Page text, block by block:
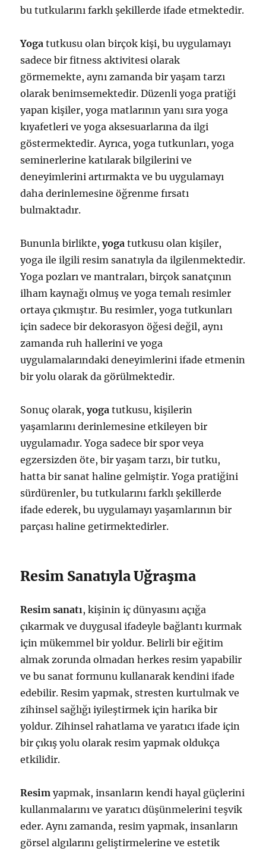
bu tutkularını farklı şekillerde ifade etmektedir.
Yoga tutkusu olan birçok kişi, bu uygulamayı
sadece bir fitness aktivitesi olarak
görmemekte, aynı zamanda bir yaşam tarzı
olarak benimsemektedir. Düzenli yoga pratiği
yapan kişiler, yoga matlarının yanı sıra yoga
kıyafetleri ve yoga aksesuarlarına da ilgi
göstermektedir. Ayrıca, yoga tutkunları, yoga
seminerlerine katılarak bilgilerini ve
deneyimlerini artırmakta ve bu uygulamayı
daha derinlemesine öğrenme fırsatı
bulmaktadır.
Bununla birlikte,yoga tutkusu olan kişiler,
yoga ile ilgili resim sanatıyla da ilgilenmektedir.
Yoga pozları ve mantraları, birçok sanatçının
ilham kaynağı olmuş ve yoga temalı resimler
ortaya çıkmıştır. Bu resimler, yoga tutkunları
için sadece bir dekorasyon öğesi değil, aynı
zamanda ruh hallerini ve yoga
uygulamalarındaki deneyimlerini ifade etmenin
bir yolu olarak da görülmektedir.
Sonuç olarak,yoga tutkusu, kişilerin
yaşamlarını derinlemesine etkileyen bir
uygulamadır. Yoga sadece bir spor veya
egzersizden öte, bir yaşam tarzı, bir tutku,
hatta bir sanat haline gelmiştir. Yoga pratiğini
sürdürenler, bu tutkularını farklı şekillerde
ifade ederek, bu uygulamayı yaşamlarının bir
parçası haline getirmektedirler.
Resim Sanatıyla Uğraşma
Resim sanatı, kişinin iç dünyasını açığa
çıkarmak ve duygusal ifadeyle bağlantı kurmak
için mükemmel bir yoldur. Belirli bir eğitim
almak zorunda olmadan herkes resim yapabilir
ve bu sanat formunu kullanarak kendini ifade
edebilir. Resim yapmak, stresten kurtulmak ve
zihinsel sağlığı iyileştirmek için harika bir
yoldur. Zihinsel rahatlama ve yaratıcı ifade için
bir çıkış yolu olarak resim yapmak oldukça
etkilidir.
Resim yapmak, insanların kendi hayal güçlerini
kullanmalarını ve yaratıcı düşünmelerini teşvik
eder. Aynı zamanda, resim yapmak, insanların
görsel algılarını geliştirmelerine ve estetik